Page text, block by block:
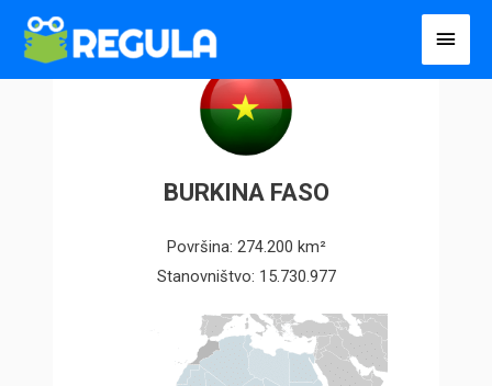
Пређи
BURKINA FASO
Površina: 274.200 km²
Stanovništvo: 15.730.977